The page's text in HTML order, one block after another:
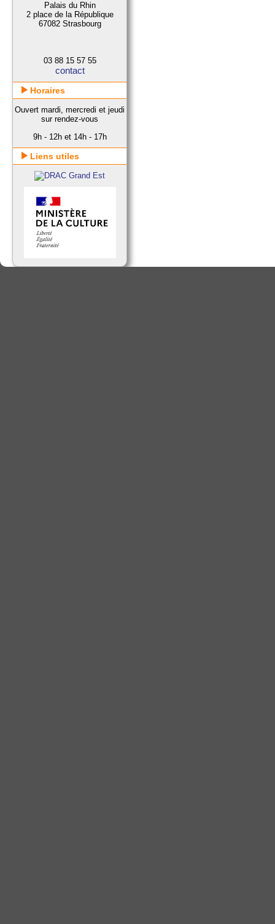
Palais du Rhin
2 place de la République
67082 Strasbourg
03 88 15 57 55
contact
Horaires
Ouvert mardi, mercredi et jeudi
sur rendez-vous
9h - 12h et 14h - 17h
Liens utiles